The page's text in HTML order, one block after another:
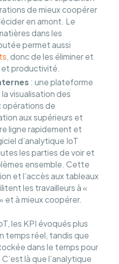
de mieux coopérer
en amont. Le
dans les
permet aussi
, donc de les éliminer et
et productivité.
: une plateforme
visualisation des
opérations de
aux supérieurs et
ligne rapidement et
d’analytique IoT
les parties de voir et
ensemble. Cette
et l’accès aux tableaux
les travailleurs à «
et à mieux coopérer.
les KPI évoqués plus
temps réel, tandis que
dans le temps pour
là que l’analytique